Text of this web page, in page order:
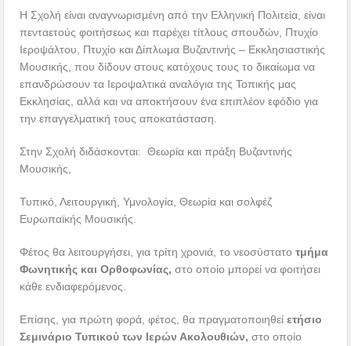
Η Σχολή είναι αναγνωρισμένη από την Ελληνική Πολιτεία, είναι
πενταετούς φοιτήσεως και παρέχει τίτλους σπουδών, Πτυχίο
Ιεροψάλτου, Πτυχίο και Δίπλωμα Βυζαντινής – Εκκλησιαστικής
Μουσικής, που δίδουν στους κατόχους τους το δικαίωμα να
επανδρώσουν τα Ιεροψαλτικά αναλόγια της Τοπικής μας
Εκκλησίας, αλλά και να αποκτήσουν ένα επιπλέον εφόδιο για
την επαγγελματική τους αποκατάσταση.
Στην Σχολή διδάσκονται: Θεωρία και πράξη Βυζαντινής
Μουσικής,
Τυπικό, Λειτουργική, Υμνολογία, Θεωρία και σολφέζ
Ευρωπαϊκής Μουσικής.
Φέτος θα λειτουργήσει, για τρίτη χρονιά, το νεοσύστατοτμήμα
Φωνητικής και Ορθοφωνίας, στο οποίο μπορεί να φοιτήσει
κάθε ενδιαφερόμενος.
Επίσης, για πρώτη φορά, φέτος, θα πραγματοποιηθείετήσιο
Σεμινάριο Τυπικού των Ιερών Ακολουθιών, στο οποίο